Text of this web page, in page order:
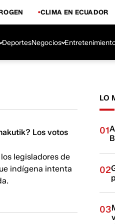
CLIMA EN ECUADOR
DeportesNegocios
Los votos
legisladores de
indígena intenta
LO
01
02
03